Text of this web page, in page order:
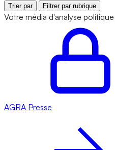
Trier par Filtrer par rubrique
Votre média d'analyse
AGRA Presse